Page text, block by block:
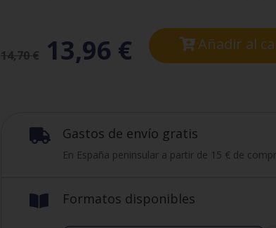
14,70€ 13,96 € Añadir al
 Gastos de envío gratis
En España peninsular a partir de 15 € de
 Formatos disponibles